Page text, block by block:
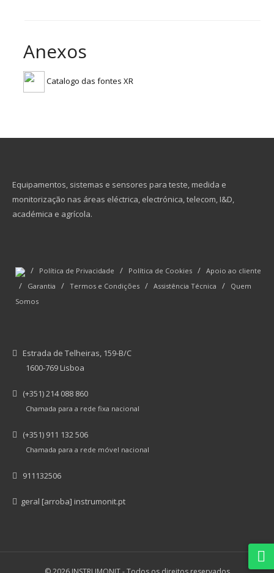
Anexos
Catalogo das fontes XR
Equipamentos, sistemas e sensores para teste, medida e
monitorização nas áreas eléctrica, electrónica, telecom, I&D,
académica e agrícola.
/ Política de Privacidade / Política de Cookies / Apoio ao cliente
/ Garantia / Termos e Condições / Assistência Técnica /
Quem
Somos
Estrada de Telheiras, 159-B/C
1600-769 Lisboa
(+351) 214 088 860
Chamada para a rede fixa nacional
(+351) 911 132 506
Chamada para a rede móvel nacional
911132506
geral [arroba] instrumonit.pt